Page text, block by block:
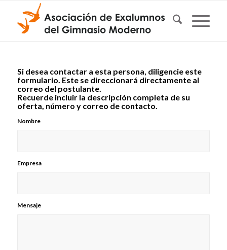
Si desea contactar a esta persona, diligencie este
formulario. Este se direccionará directamente al
correo del postulante.
Recuerde incluir la descripción completa de su
oferta, número y correo de contacto.
Nombre
Empresa
Mensaje